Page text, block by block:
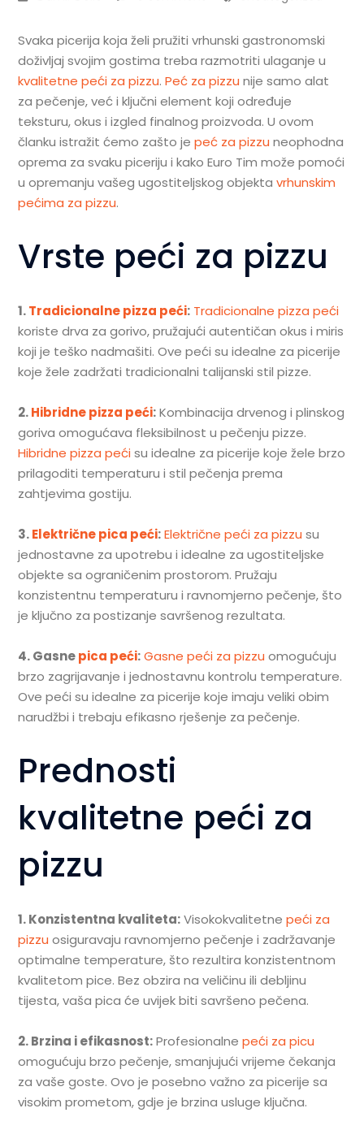
Svaka picerija koja želi pružiti vrhunski gastronomski
doživljaj svojim gostima treba razmotriti ulaganje u
kvalitetne peći za pizzu.Peć za pizzu nije samo alat
za pečenje, već i ključni element koji određuje
teksturu, okus i izgled finalnog proizvoda. U ovom
članku istražit ćemo zašto jepeć za pizzu neophodna
oprema za svaku piceriju i kako Euro Tim može pomoći
u opremanju vašeg ugostiteljskog objektavrhunskim
pećima za pizzu.
Vrste peći za pizzu
1.Tradicionalne pizza peći: Tradicionalne pizza peći
koriste drva za gorivo, pružajući autentičan okus i miris
koji je teško nadmašiti. Ove peći su idealne za picerije
koje žele zadržati tradicionalni talijanski stil pizze.
2.Hibridne pizza peći:Kombinacija drvenog i plinskog
goriva omogućava fleksibilnost u pečenju pizze.
Hibridne pizza pećisu idealne za picerije koje žele brzo
prilagoditi temperaturu i stil pečenja prema
zahtjevima gostiju.
3.Električne pica peći: Električne peći za pizzu su
jednostavne za upotrebu i idealne za ugostiteljske
objekte sa ograničenim prostorom. Pružaju
konzistentnu temperaturu i ravnomjerno pečenje, što
je ključno za postizanje savršenog rezultata.
4. Gasnepica peći: Gasne peći za pizzu omogućuju
brzo zagrijavanje i jednostavnu kontrolu temperature.
Ove peći su idealne za picerije koje imaju veliki obim
narudžbi i trebaju efikasno rješenje za pečenje.
Prednosti
kvalitetne peći za
pizzu
1. Konzistentna kvaliteta:Visokokvalitetnepeći za
pizzu osiguravaju ravnomjerno pečenje i zadržavanje
optimalne temperature, što rezultira konzistentnom
kvalitetom pice. Bez obzira na veličinu ili debljinu
tijesta, vaša pica će uvijek biti savršeno pečena.
2. Brzina i efikasnost:Profesionalnepeći za picu
omogućuju brzo pečenje, smanjujući vrijeme čekanja
za vaše goste. Ovo je posebno važno za picerije sa
visokim prometom, gdje je brzina usluge ključna.